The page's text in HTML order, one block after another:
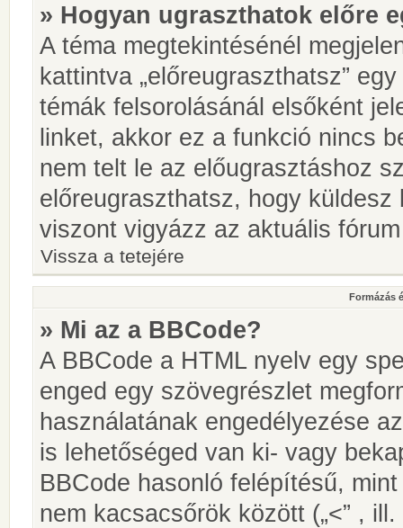
» Hogyan ugraszthatok előre
A téma megtekintésénél
kattintva „előreugraszthatsz”
témák felsorolásánál elsőként
linket, akkor ez a funkció nincs
nem telt le az előugrasztáshoz
előreugraszthatsz, hogy
viszont vigyázz az aktuális
Vissza a tetejére
Formázás
» Mi az a BBCode?
A BBCode a HTML nyelv egy
enged egy szövegrészlet
használatának engedélyezése
is lehetőséged van ki- vagy
BBCode hasonló felépítésű,
nem kacsacsőrök között („<” ,